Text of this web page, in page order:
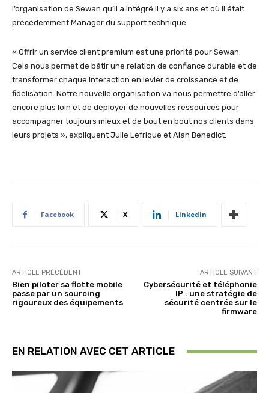
l’organisation de Sewan qu’il a intégré il y a six ans et où il était
précédemment Manager du support technique.
« Offrir un service client premium est une priorité pour Sewan.
Cela nous permet de bâtir une relation de confiance durable et de
transformer chaque interaction en levier de croissance et de
fidélisation. Notre nouvelle organisation va nous permettre d’aller
encore plus loin et de déployer de nouvelles ressources pour
accompagner toujours mieux et de bout en bout nos clients dans
leurs projets », expliquent Julie Lefrique et Alan Benedict.
Facebook X Linkedin
ARTICLE PRÉCÉDENT
Bien piloter sa flotte mobile
passe par un sourcing
rigoureux des équipements
ARTICLE SUIVANT
Cybersécurité et téléphonie
IP : une stratégie de
sécurité centrée sur le
firmware
EN RELATION AVEC CET ARTICLE